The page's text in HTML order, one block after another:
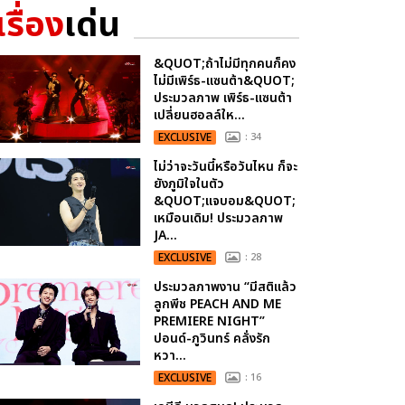
รื่องเด่น
&QUOT;ถ้าไม่มีทุกคนก็คง
ไม่มีเพิร์ธ-แซนต้า&QUOT;
ประมวลภาพ เพิร์ธ-แซนต้า
เปลี่ยนฮอลล์ให...
EXCLUSIVE : 34
ไม่ว่าจะวันนี้หรือวันไหน ก็จะ
ยังภูมิใจในตัว
&QUOT;แจบอม&QUOT;
เหมือนเดิม! ประมวลภาพ
JA...
EXCLUSIVE : 28
ประมวลภาพงาน “มีสติแล้ว
ลูกพีช PEACH AND ME
PREMIERE NIGHT”
ปอนด์-ภูวินทร์ คลั่งรัก
หวา...
EXCLUSIVE : 16